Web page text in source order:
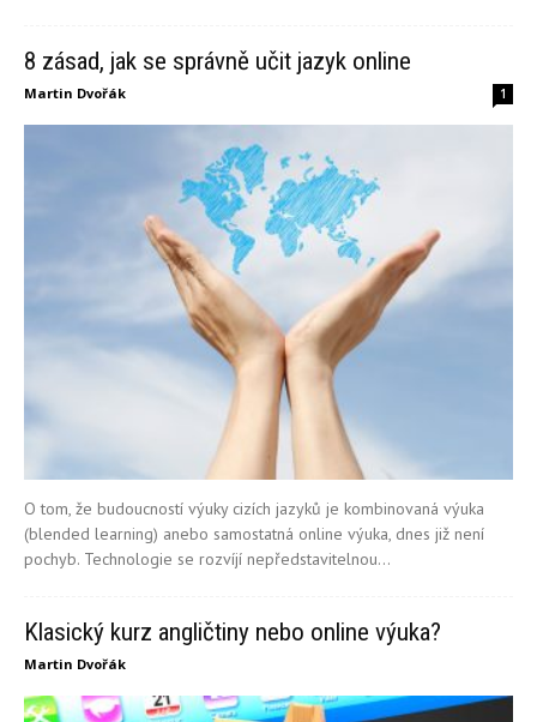
8 zásad, jak se správně učit jazyk online
Martin Dvořák 1
O tom, že budoucností výuky cizích jazyků je kombinovaná výuka
(blended learning) anebo samostatná online výuka, dnes již není
pochyb. Technologie se rozvíjí nepředstavitelnou...
Klasický kurz angličtiny nebo online výuka?
Martin Dvořák